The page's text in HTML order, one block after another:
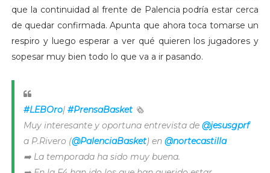
que la continuidad al frente de Palencia podría estar cerca
de quedar confirmada. Apunta que ahora toca tomarse un
respiro y luego esperar a ver qué quieren los jugadores y
sopesar muy bien todo lo que va a ir pasando.
#LEBOro| #PrensaBasket🗞
Muy interesante y oportuna entrevista de @jesusgprf
a P.Rivero (@PalenciaBasket) en @nortecastilla
➡️ La temporada ha sido muy buena.